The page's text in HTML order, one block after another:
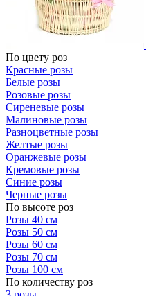
По цвету роз
Красные розы
Белые розы
Розовые розы
Сиреневые розы
Малиновые розы
Разноцветные розы
Желтые розы
Оранжевые розы
Кремовые розы
Синие розы
Черные розы
По высоте роз
Розы 40 см
Розы 50 см
Розы 60 см
Розы 70 см
Розы 100 см
По количеству роз